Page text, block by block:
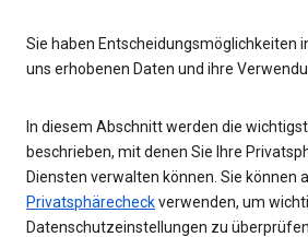
Sie haben Entscheidungsmöglichkeiten
uns erhobenen Daten und ihre
In diesem Abschnitt werden die
beschrieben, mit denen Sie Ihre
Diensten verwalten können. Sie können
Privatsphärecheckverwenden, um
Datenschutzeinstellungen zu